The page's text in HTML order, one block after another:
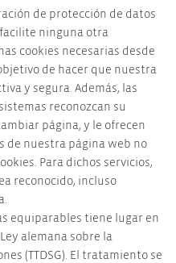
de protección de datos
ninguna otra
cookies necesarias desde
de hacer que nuestra
y segura. Además, las
reconozcan su
página, y le ofrecen
de nuestra página web no
Para dichos servicios,
reconocido, incluso
equiparables tiene lugar en
Ley alemana sobre la
(TTDSG). El tratamiento se